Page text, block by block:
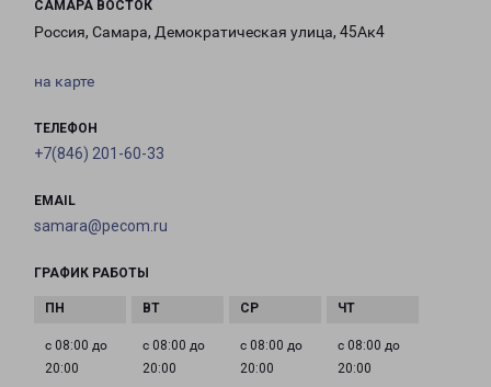
САМАРА ВОСТОК
Россия, Самара, Демократическая улица, 45Ак4
на карте
ТЕЛЕФОН
+7(846) 201-60-33
EMAIL
samara@pecom.ru
ГРАФИК РАБОТЫ
с 08:00 до
20:00
с 08:00 до
20:00
с 08:00 до
20:00
с 08:00 до
20:00